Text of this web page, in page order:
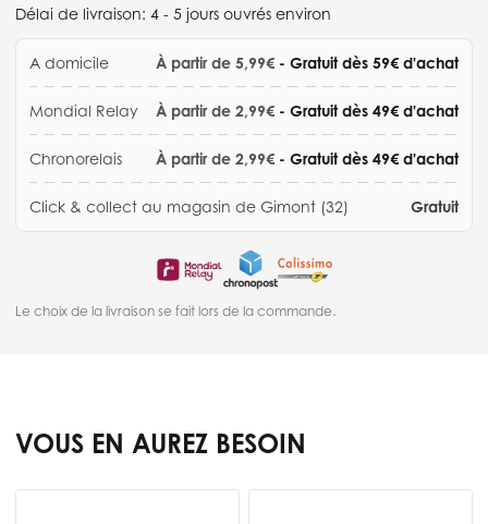
Délai de livraison: 4 - 5 jours ouvrés environ
A domicile À partir de 5,99€ - Gratuit dès 59€ d'achat
Mondial Relay À partir de 2,99€ - Gratuit dès 49€ d'achat
Chronorelais À partir de 2,99€ - Gratuit dès 49€ d'achat
Click & collect au magasin de Gimont (32) Gratuit
Le choix de la livraison se fait lors de la commande.
VOUS EN AUREZ BESOIN
Press to skip carousel